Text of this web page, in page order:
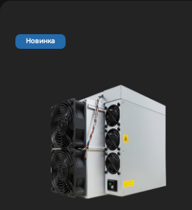
Новинка